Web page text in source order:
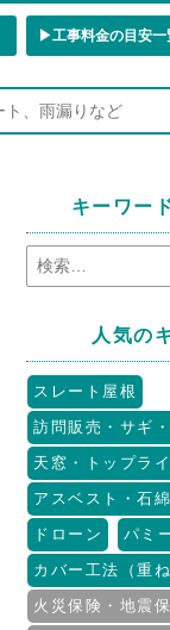
▶︎工事料金の目安一
キーワー
人気の
スレート屋根
訪問販売・サギ
天窓・トップライ
アスベスト・石綿
ドローン
パミ
カバー工法（重ね
火災保険・地震